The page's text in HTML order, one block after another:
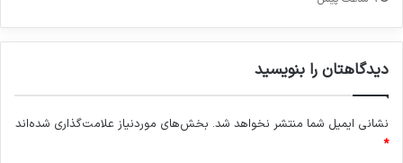
دیدگاهتان را بنویسید
نشانی ایمیل شما منتشر نخواهد شد. بخش‌های موردنیاز علامت‌گذاری شده‌اند
*